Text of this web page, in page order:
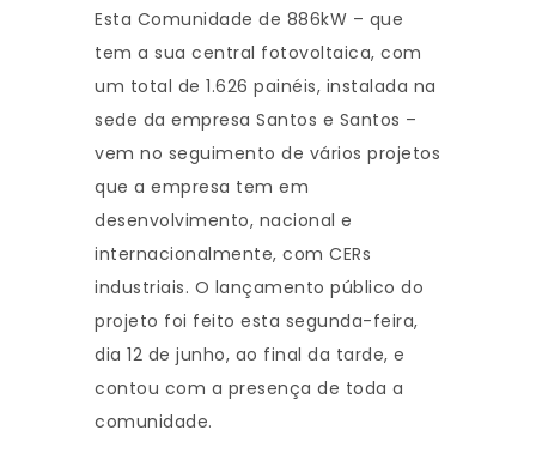
Esta Comunidade de 886kW – que
tem a sua central fotovoltaica, com
um total de 1.626 painéis, instalada na
sede da empresa Santos e Santos –
vem no seguimento de vários projetos
que a empresa tem em
desenvolvimento, nacional e
internacionalmente, com CERs
industriais. O lançamento público do
projeto foi feito esta segunda-feira,
dia 12 de junho, ao final da tarde, e
contou com a presença de toda a
comunidade.